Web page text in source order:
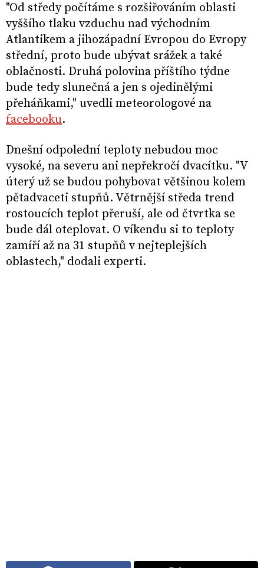
"Od středy počítáme s rozšiřováním oblasti
vyššího tlaku vzduchu nad východním
Atlantikem a jihozápadní Evropou do Evropy
střední, proto bude ubývat srážek a také
oblačnosti. Druhá polovina příštího týdne
bude tedy slunečná a jen s ojedinělými
přeháňkami," uvedli meteorologové na
facebooku.
Dnešní odpolední teploty nebudou moc
vysoké, na severu ani nepřekročí dvacítku. "V
úterý už se budou pohybovat většinou kolem
pětadvaceti stupňů. Větrnější středa trend
rostoucích teplot přeruší, ale od čtvrtka se
bude dál oteplovat. O víkendu si to teploty
zamíří až na 31 stupňů v nejteplejších
oblastech," dodali experti.